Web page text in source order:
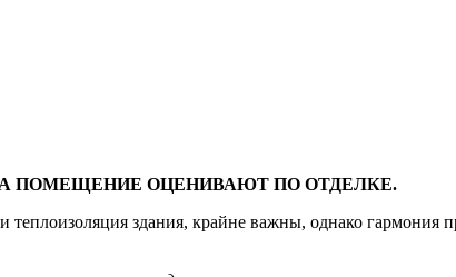
ПОМЕЩЕНИЕ ОЦЕНИВАЮТ ПО ОТДЕЛКЕ.
теплоизоляция здания, крайне важны, однако